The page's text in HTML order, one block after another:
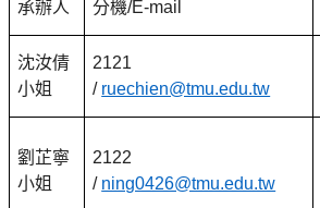
承辦人 分機/E-mail
沈汝倩
小姐
2121
/ ruechien@tmu.edu.tw
劉芷寧
小姐
2122
/ ning0426@tmu.edu.tw